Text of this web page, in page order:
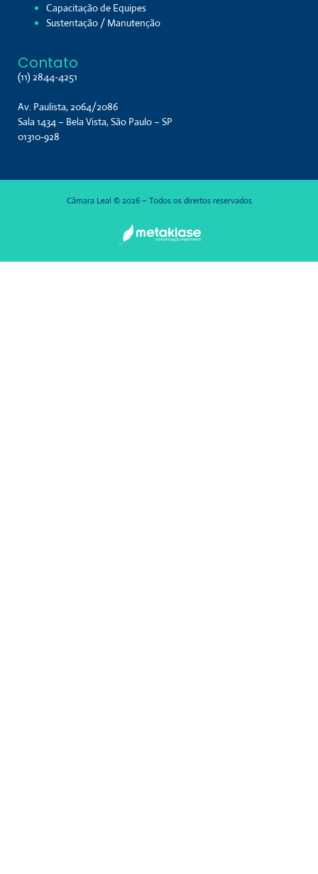
Capacitação de Equipes
Sustentação / Manutenção
Contato
(11) 2844-4251
Av. Paulista, 2064/2086
Sala 1434 – Bela Vista, São Paulo – SP
01310-928
Câmara Leal © 2026 – Todos os direitos reservados